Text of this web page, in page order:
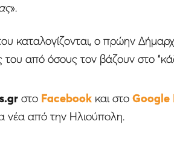
».
καταλογίζονται, ο πρώην
του από όσους τον βάζουν στο
στο Facebookκαι στο Google
νέα από την Ηλιούπολη.